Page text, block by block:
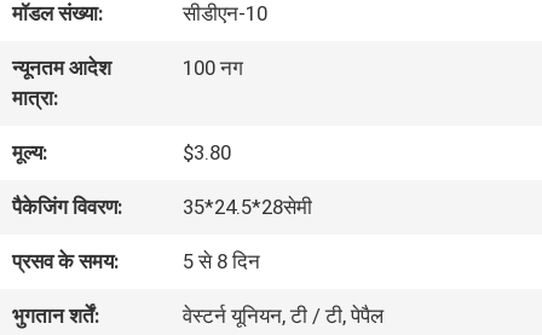
कारखाना
भ्रमण
गुणवत्ता
नियंत्रण
संपर्क
मॉडल संख्या: सीडीएन-10
न्यूनतम आदेश
मात्रा:
100 नग
मूल्य: $3.80
पैकेजिंग विवरण: 35*24.5*28सेमी
प्रसव के समय: 5 से 8 दिन
भुगतान शर्तें: वेस्टर्न यूनियन, टी / टी, पेपैल